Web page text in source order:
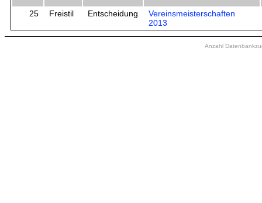
25 Freistil Entscheidung
Vereinsmeisterschaften
2013
Anzahl